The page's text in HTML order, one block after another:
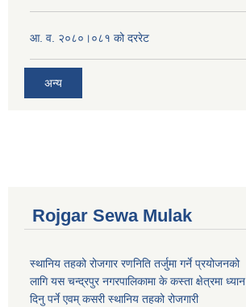
आ. व. २०८०।०८१ को दररेट
अन्य
Rojgar Sewa Mulak
स्थानिय तहको रोजगार रणनिति तर्जुमा गर्ने प्रयोजनको
लागि यस चन्द्रपुर नगरपालिकामा के कस्ता क्षेत्रमा ध्यान
दिनु पर्ने एवम् कसरी स्थानिय तहको रोजगारी